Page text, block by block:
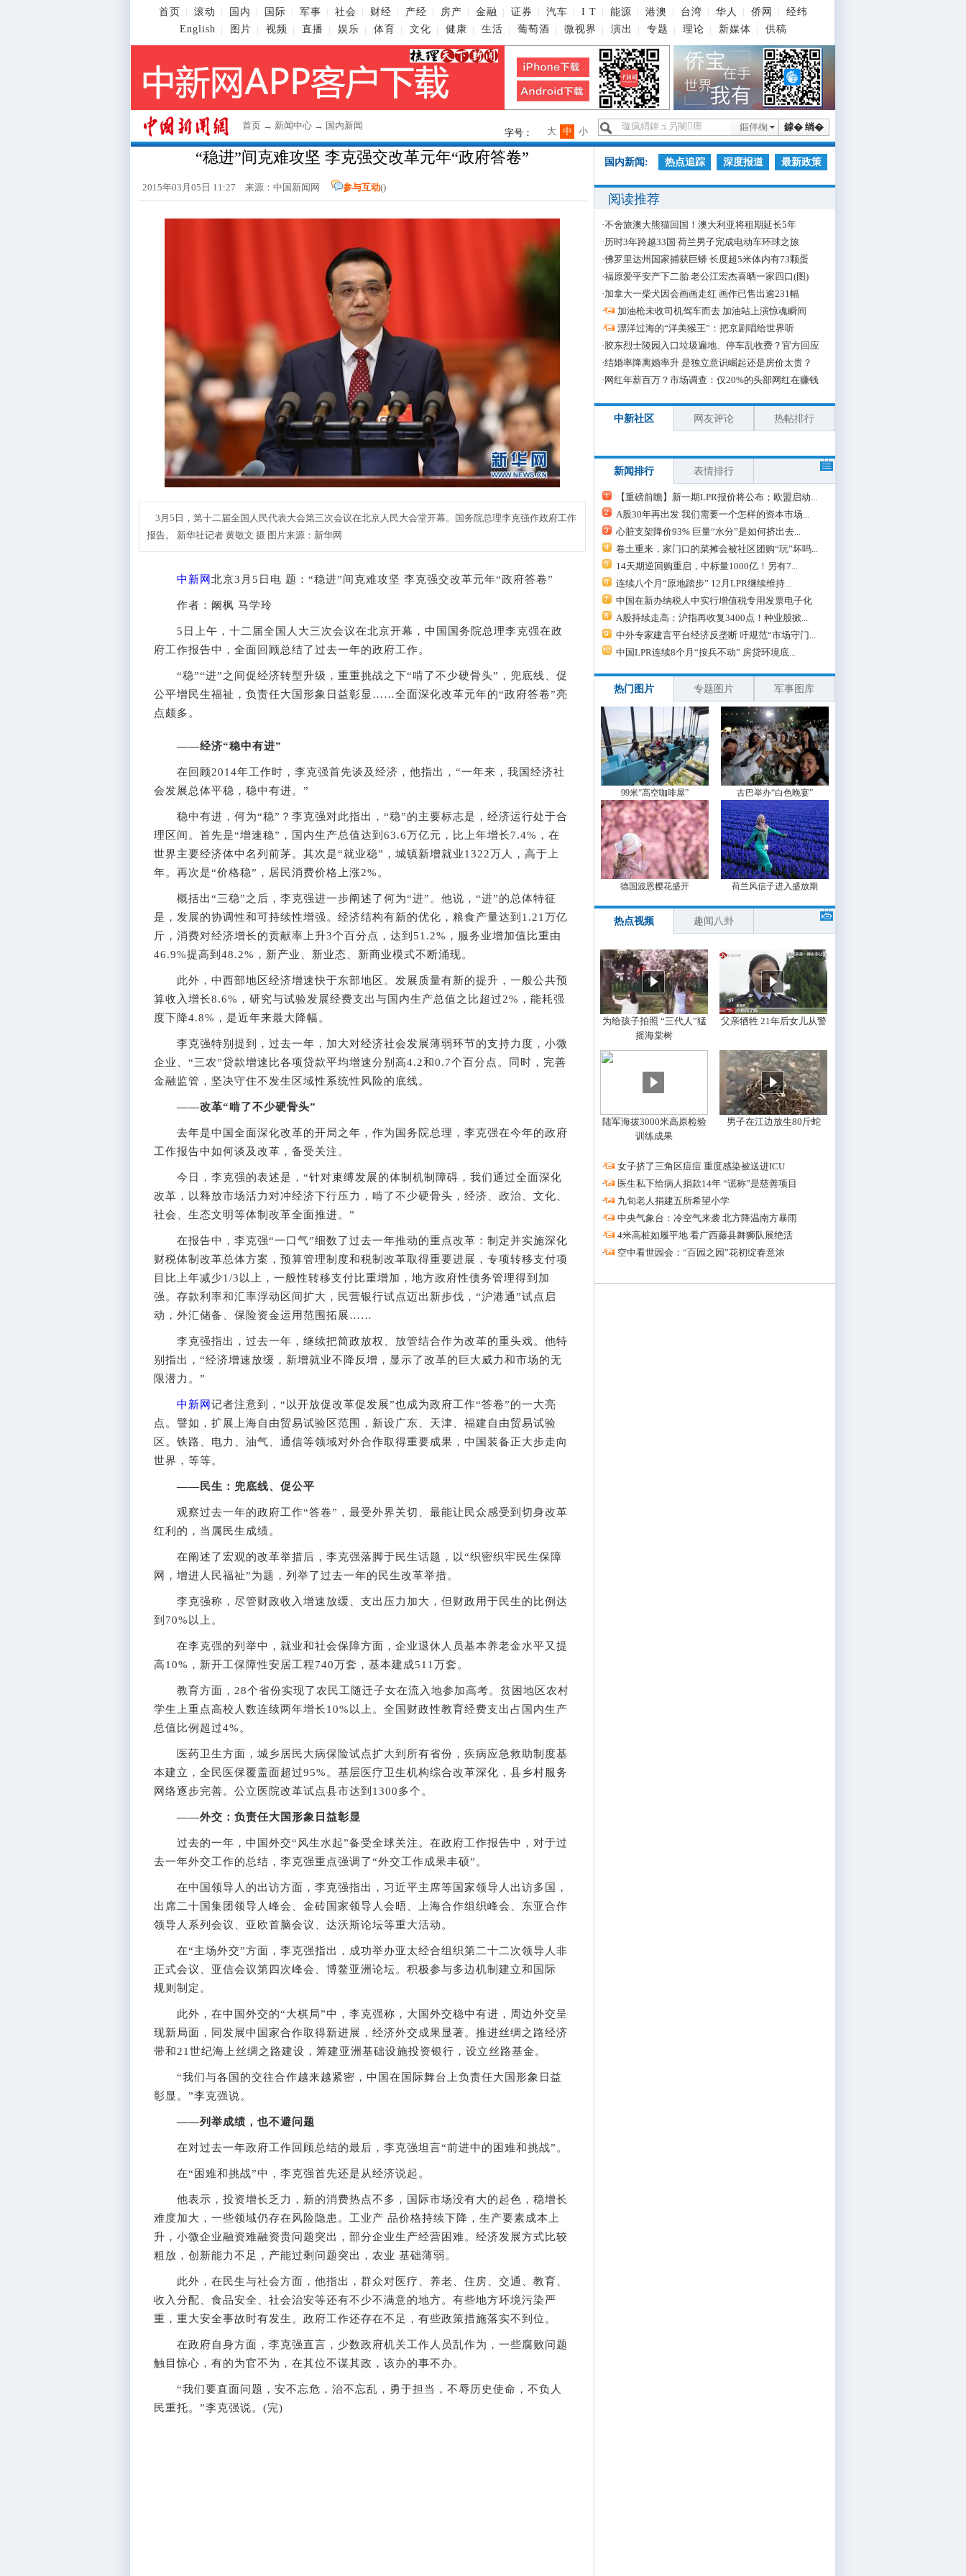
首页 滚动 国内 国际 军事 社会 财经 产经 房产 金融 证券 汽车 I T 能源 港澳 台湾 华人 侨网
经纬
English
图片 视频 直播 娱乐 体育 文化 健康 生活 葡萄酒 微视界 演出 专题 理论 新媒体 供稿
首页 → 新闻中心 → 国内新闻 鎼� 绱�
鏂伴椈
字号： 小
中
大
“稳进”间克难攻坚 李克强交改革元年“政府答卷”
2015年03月05日 11:27 来源： 中国新闻网 参与互动()
3月5日，第十二届全国人民代表大会第三次会议在北京人民大会堂开幕。国务院总理李克强作政府工作
报告。 新华社记者 黄敬文 摄 图片来源：新华网
中新网 北京3月5日电 题：“稳进”间克难攻坚 李克强交改革元年“政府答卷”
作者：阚枫 马学玲
5日上午，十二届全国人大三次会议在北京开幕，中国国务院总理李克强在政
府工作报告中，全面回顾总结了过去一年的政府工作。
“稳”“进”之间促经济转型升级，重重挑战之下“啃了不少硬骨头”，兜底线、促
公平增民生福祉，负责任大国形象日益彰显……全面深化改革元年的“政府答卷”亮
点颇多。
——经济“稳中有进”
在回顾2014年工作时，李克强首先谈及经济，他指出，“一年来，我国经济社
会发展总体平稳，稳中有进。”
稳中有进，何为“稳”？李克强对此指出，“稳”的主要标志是，经济运行处于合
理区间。首先是“增速稳”，国内生产总值达到63.6万亿元，比上年增长7.4%，在
世界主要经济体中名列前茅。其次是“就业稳”，城镇新增就业1322万人，高于上
年。再次是“价格稳”，居民消费价格上涨2%。
概括出“三稳”之后，李克强进一步阐述了何为“进”。他说，“进”的总体特征
是，发展的协调性和可持续性增强。经济结构有新的优化，粮食产量达到1.21万亿
斤，消费对经济增长的贡献率上升3个百分点，达到51.2%，服务业增加值比重由
46.9%提高到48.2%，新产业、新业态、新商业模式不断涌现。
此外，中西部地区经济增速快于东部地区。发展质量有新的提升，一般公共预
算收入增长8.6%，研究与试验发展经费支出与国内生产总值之比超过2%，能耗强
度下降4.8%，是近年来最大降幅。
李克强特别提到，过去一年，加大对经济社会发展薄弱环节的支持力度，小微
企业、“三农”贷款增速比各项贷款平均增速分别高4.2和0.7个百分点。同时，完善
金融监管，坚决守住不发生区域性系统性风险的底线。
——改革“啃了不少硬骨头”
去年是中国全面深化改革的开局之年，作为国务院总理，李克强在今年的政府
工作报告中如何谈及改革，备受关注。
今日，李克强的表述是，“针对束缚发展的体制机制障碍，我们通过全面深化
改革，以释放市场活力对冲经济下行压力，啃了不少硬骨头，经济、政治、文化、
社会、生态文明等体制改革全面推进。”
在报告中，李克强“一口气”细数了过去一年推动的重点改革：制定并实施深化
财税体制改革总体方案，预算管理制度和税制改革取得重要进展，专项转移支付项
目比上年减少1/3以上，一般性转移支付比重增加，地方政府性债务管理得到加
强。存款利率和汇率浮动区间扩大，民营银行试点迈出新步伐，“沪港通”试点启
动，外汇储备、保险资金运用范围拓展……
李克强指出，过去一年，继续把简政放权、放管结合作为改革的重头戏。他特
别指出，“经济增速放缓，新增就业不降反增，显示了改革的巨大威力和市场的无
限潜力。”
中新网 记者注意到，“以开放促改革促发展”也成为政府工作“答卷”的一大亮
点。譬如，扩展上海自由贸易试验区范围，新设广东、天津、福建自由贸易试验
区。铁路、电力、油气、通信等领域对外合作取得重要成果，中国装备正大步走向
世界，等等。
——民生：兜底线、促公平
观察过去一年的政府工作“答卷”，最受外界关切、最能让民众感受到切身改革
红利的，当属民生成绩。
在阐述了宏观的改革举措后，李克强落脚于民生话题，以“织密织牢民生保障
网，增进人民福祉”为题，列举了过去一年的民生改革举措。
李克强称，尽管财政收入增速放缓、支出压力加大，但财政用于民生的比例达
到70%以上。
在李克强的列举中，就业和社会保障方面，企业退休人员基本养老金水平又提
高10%，新开工保障性安居工程740万套，基本建成511万套。
教育方面，28个省份实现了农民工随迁子女在流入地参加高考。贫困地区农村
学生上重点高校人数连续两年增长10%以上。全国财政性教育经费支出占国内生产
总值比例超过4%。
医药卫生方面，城乡居民大病保险试点扩大到所有省份，疾病应急救助制度基
本建立，全民医保覆盖面超过95%。基层医疗卫生机构综合改革深化，县乡村服务
网络逐步完善。公立医院改革试点县市达到1300多个。
——外交：负责任大国形象日益彰显
过去的一年，中国外交“风生水起”备受全球关注。在政府工作报告中，对于过
去一年外交工作的总结，李克强重点强调了“外交工作成果丰硕”。
在中国领导人的出访方面，李克强指出，习近平主席等国家领导人出访多国，
出席二十国集团领导人峰会、金砖国家领导人会晤、上海合作组织峰会、东亚合作
领导人系列会议、亚欧首脑会议、达沃斯论坛等重大活动。
在“主场外交”方面，李克强指出，成功举办亚太经合组织第二十二次领导人非
正式会议、亚信会议第四次峰会、博鳌亚洲论坛。积极参与多边机制建立和国际
规则制定。
此外，在中国外交的“大棋局”中，李克强称，大国外交稳中有进，周边外交呈
现新局面，同发展中国家合作取得新进展，经济外交成果显著。推进丝绸之路经济
带和21世纪海上丝绸之路建设，筹建亚洲基础设施投资银行，设立丝路基金。
“我们与各国的交往合作越来越紧密，中国在国际舞台上负责任大国形象日益
彰显。”李克强说。
——列举成绩，也不避问题
在对过去一年政府工作回顾总结的最后，李克强坦言“前进中的困难和挑战”。
在“困难和挑战”中，李克强首先还是从经济说起。
他表示，投资增长乏力，新的消费热点不多，国际市场没有大的起色，稳增长
难度加大，一些领域仍存在风险隐患。工业产 品价格持续下降，生产要素成本上
升，小微企业融资难融资贵问题突出，部分企业生产经营困难。经济发展方式比较
粗放，创新能力不足，产能过剩问题突出，农业 基础薄弱。
此外，在民生与社会方面，他指出，群众对医疗、养老、住房、交通、教育、
收入分配、食品安全、社会治安等还有不少不满意的地方。有些地方环境污染严
重，重大安全事故时有发生。政府工作还存在不足，有些政策措施落实不到位。
在政府自身方面，李克强直言，少数政府机关工作人员乱作为，一些腐败问题
触目惊心，有的为官不为，在其位不谋其政，该办的事不办。
“我们要直面问题，安不忘危，治不忘乱，勇于担当，不辱历史使命，不负人
民重托。”李克强说。(完)
国内新闻: 热点追踪 深度报道 最新政策
阅读推荐
·不舍旅澳大熊猫回国！澳大利亚将租期延长5年
·历时3年跨越33国 荷兰男子完成电动车环球之旅
·佛罗里达州国家捕获巨蟒 长度超5米体内有73颗蛋
·福原爱平安产下二胎 老公江宏杰喜晒一家四口(图)
·加拿大一柴犬因会画画走红 画作已售出逾231幅
·
加油枪未收司机驾车而去 加油站上演惊魂瞬间
·
漂洋过海的“洋美猴王”：把京剧唱给世界听
·胶东烈士陵园入口垃圾遍地、停车乱收费？官方回应
·结婚率降离婚率升 是独立意识崛起还是房价太贵？
· 网红年薪百万？市场调查：仅20%的头部网红在赚钱
中新社区 网友评论 热帖排行
新闻排行 表情排行
【重磅前瞻】新一期LPR报价将公布；欧盟启动...
A股30年再出发 我们需要一个怎样的资本市场...
心脏支架降价93% 巨量“水分”是如何挤出去...
卷土重来，家门口的菜摊会被社区团购“玩”坏吗...
14天期逆回购重启，中标量1000亿！另有7...
连续八个月“原地踏步” 12月LPR继续维持...
中国在新办纳税人中实行增值税专用发票电子化
A股持续走高：沪指再收复3400点！种业股掀...
中外专家建言平台经济反垄断 吁规范“市场守门...
中国LPR连续8个月“按兵不动” 房贷环境底...
热门图片 专题图片 军事图库
99米“高空咖啡屋” 古巴举办“白色晚宴”
德国波恩樱花盛开 荷兰风信子进入盛放期
热点视频 趣闻八卦
为给孩子拍照 “三代人”猛
摇海棠树
父亲牺牲 21年后女儿从警
陆军海拔3000米高原检验
训练成果
男子在江边放生80斤蛇
·
女子挤了三角区痘痘 重度感染被送进ICU
·
医生私下给病人捐款14年 “谎称”是慈善项目
·
九旬老人捐建五所希望小学
·
中央气象台：冷空气来袭 北方降温南方暴雨
·
4米高桩如履平地 看广西藤县舞狮队展绝活
·
空中看世园会：“百园之园”花初绽春意浓